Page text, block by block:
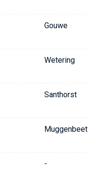
Gouwe
Wetering
Santhorst
Muggenbeet
-